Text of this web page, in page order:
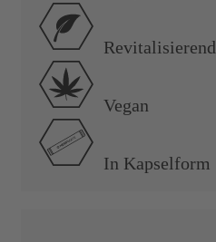
Revitalisierend
Vegan
In Kapselform